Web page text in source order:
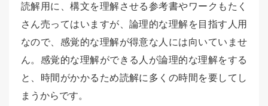
読解用に、構文を理解させる参考書やワークもたく
さん売ってはいますが、論理的な理解を目指す人用
なので、感覚的な理解が得意な人には向いていませ
ん。感覚的な理解ができる人が論理的な理解をする
と、時間がかかるため読解に多くの時間を要してし
まうからです。